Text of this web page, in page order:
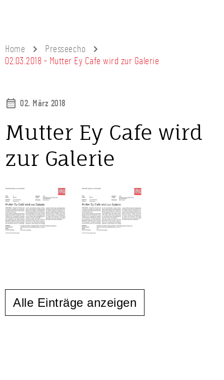
Home
Presseecho
02.03.2018 - Mutter Ey Cafe wird zur Galerie
02. März 2018
Mutter Ey Cafe wird
zur Galerie
Alle Einträge anzeigen